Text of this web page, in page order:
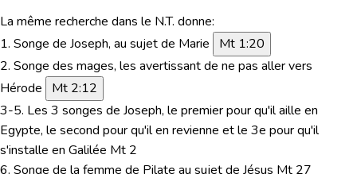
La même recherche dans le N.T. donne:
1. Songe de Joseph, au sujet de Marie
Mt 1:20
2. Songe des mages, les avertissant de ne pas aller vers
Hérode
Mt 2:12
3-5. Les 3 songes de Joseph, le premier pour qu'il aille en
Egypte, le second pour qu'il en revienne et le 3e pour qu'il
s'installe en Galilée Mt 2
6. Songe de la femme de Pilate au sujet de Jésus Mt 27